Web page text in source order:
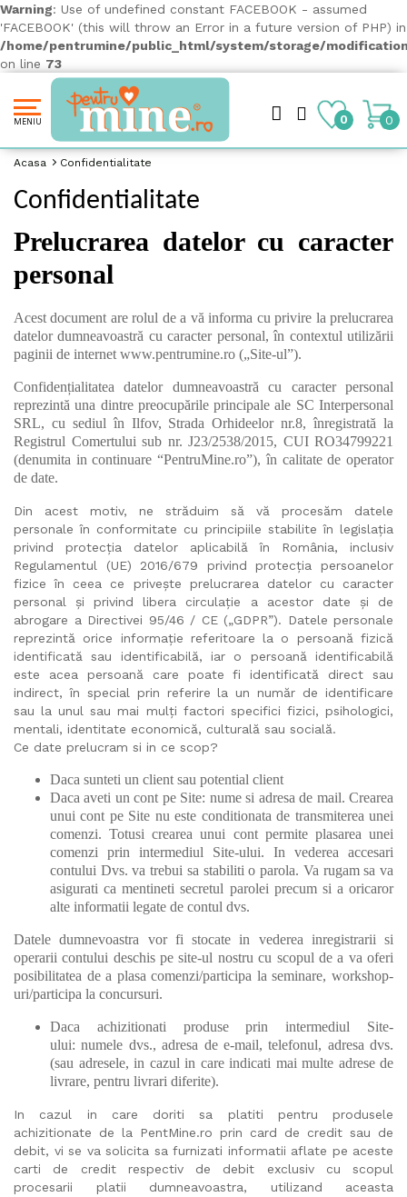
Warning: Use of undefined constant FACEBOOK - assumed
'FACEBOOK' (this will throw an Error in a future version of PHP) in
/home/pentrumine/public_html/system/storage/
on line 73
MENIU 0 0
Acasa Confidentialitate
Confidentialitate
Prelucrarea datelor cu caracter
personal
Acest document are rolul de a vă informa cu privire la prelucrarea
datelor dumneavoastră cu caracter personal, în contextul utilizării
paginii de internet www.pentrumine.ro („Site-ul”).
Confidențialitatea datelor dumneavoastră cu caracter personal
reprezintă una dintre preocupările principale ale SC Interpersonal
SRL, cu sediul în Ilfov, Strada Orhideelor nr.8, înregistrată la
Registrul Comertului sub nr. J23/2538/2015, CUI RO34799221
(denumita in continuare “PentruMine.ro”), în calitate de operator
de date.
Din acest motiv, ne străduim să vă procesăm datele
personale în conformitate cu principiile stabilite în legislația
privind protecția datelor aplicabilă în România, inclusiv
Regulamentul (UE) 2016/679 privind protecția persoanelor
fizice în ceea ce privește prelucrarea datelor cu caracter
personal și privind libera circulație a acestor date și de
abrogare a Directivei 95/46 / CE („GDPR”). Datele personale
reprezintă orice informație referitoare la o persoană fizică
identificată sau identificabilă, iar o persoană identificabilă
este acea persoană care poate fi identificată direct sau
indirect, în special prin referire la un număr de identificare
sau la unul sau mai mulți factori specifici fizici, psihologici,
mentali, identitate economică, culturală sau socială.
Ce date prelucram si in ce scop?
Daca sunteti un client sau potential client
Daca aveti un cont pe Site: nume si adresa de mail. Crearea
unui cont pe Site nu este conditionata de transmiterea unei
comenzi. Totusi crearea unui cont permite plasarea unei
comenzi prin intermediul Site-ului. In vederea accesari
contului Dvs. va trebui sa stabiliti o parola. Va rugam sa va
asigurati ca mentineti secretul parolei precum si a oricaror
alte informatii legate de contul dvs.
Datele dumnevoastra vor fi stocate in vederea inregistrarii si
operarii contului deschis pe site-ul nostru cu scopul de a va oferi
posibilitatea de a plasa comenzi/participa la seminare, workshop-
uri/participa la concursuri.
Daca achizitionati produse prin intermediul Site-
ului: numele dvs., adresa de e-mail, telefonul, adresa dvs.
(sau adresele, in cazul in care indicati mai multe adrese de
livrare, pentru livrari diferite).
In cazul in care doriti sa platiti pentru produsele
achizitionate de la PentMine.ro prin card de credit sau de
debit, vi se va solicita sa furnizati informatii aflate pe aceste
carti de credit respectiv de debit exclusiv cu scopul
procesarii platii dumneavoastra, utilizand aceasta